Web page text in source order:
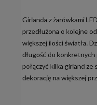
Girlanda z żarówkami
przedłużona o kolejne
większej ilości światła.
długość do
połączyć kilka girland ze
dekorację na większej